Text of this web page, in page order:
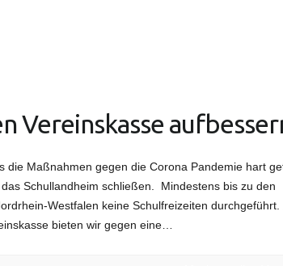
Vereinskasse
die Maßnahmen gegen die Corona Pandemie hart
Schullandheim schließen. Mindestens bis zu den
Westfalen keine Schulfreizeiten durchgeführt.
bieten wir gegen eine…